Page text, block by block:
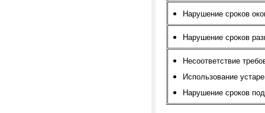
Нарушение сроков
Нарушение сроков
Несоответствие
Использование
Нарушение сроков